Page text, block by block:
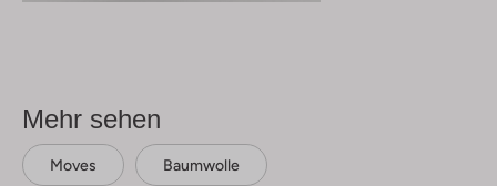
Mehr sehen
Moves Baumwolle